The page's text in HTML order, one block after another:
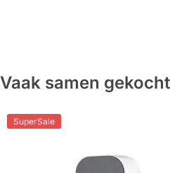
Vaak samen gekocht
SuperSale